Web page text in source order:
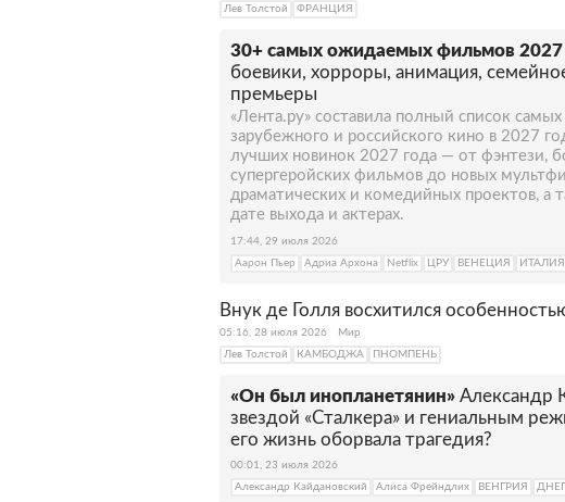
Лев Толстой
ФРАНЦИЯ
30+ самых ожидаемых фильмов 2027
боевики, хорроры, анимация,
премьеры
«Лента.ру» составила полный список
зарубежного и российского кино в 2027
лучших новинок 2027 года — от фэнтези,
супергеройских фильмов до новых
драматических и комедийных проектов, а
дате выхода и актерах.
17:44, 29 июля 2026
Аарон Пьер
Адриа Архона Netflix ЦРУ ВЕНЕЦИЯ ИТАЛИЯ
Внук де Голля восхитился
05:16, 28 июля 2026
Мир
Лев Толстой
КАМБОДЖА ПНОМПЕНЬ
«Он был инопланетянин» Александр
звездой «Сталкера» и гениальным
его жизнь оборвала трагедия?
00:01, 23 июля 2026
Александр Кайдановский
Алиса Фрейндлих ВЕНГРИЯ